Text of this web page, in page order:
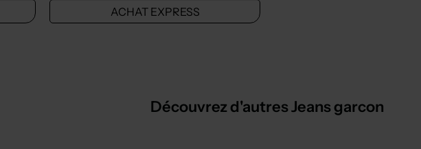
ACHAT EXPRESS
Découvrez d'autres Jeans garcon